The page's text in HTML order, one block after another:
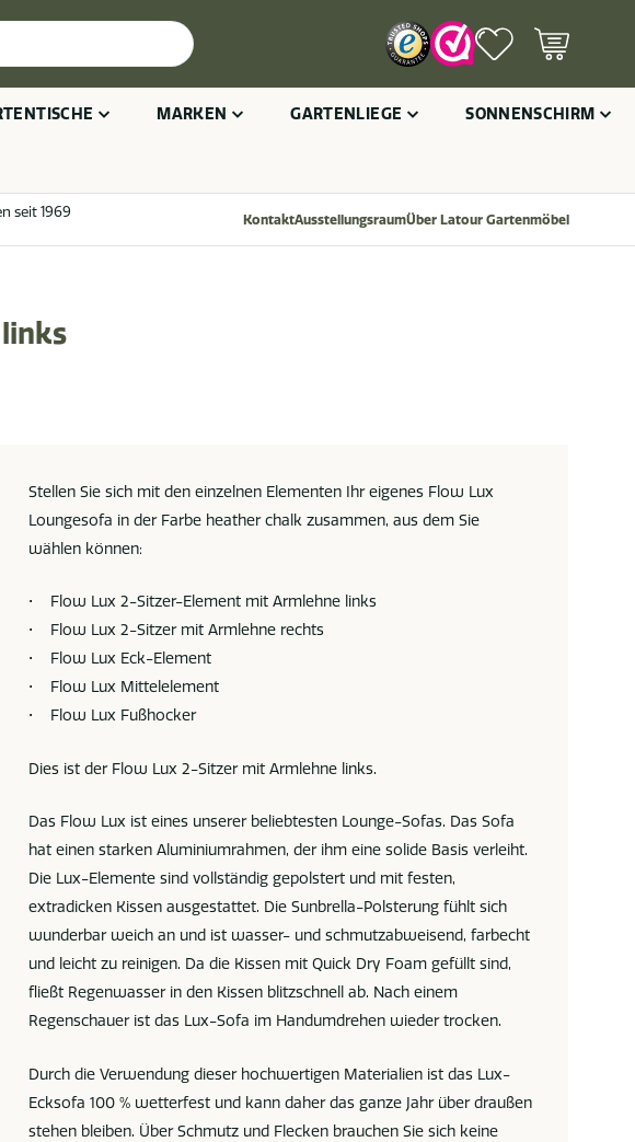
MARKEN GARTENLIEGE SONNENSCHIRM
seit 1969
KontaktAusstellungsraumÜber Latour Gartenmöbel
Stellen Sie sich mit den einzelnen Elementen Ihr eigenes Flow Lux
Loungesofa in der Farbe heather chalk zusammen, aus dem Sie
wählen können:
• Flow Lux 2-Sitzer-Element mit Armlehne links
• Flow Lux 2-Sitzer mit Armlehne rechts
• Flow Lux Eck-Element
• Flow Lux Mittelelement
• Flow Lux Fußhocker
Dies ist der Flow Lux 2-Sitzer mit Armlehne links.
Das Flow Lux ist eines unserer beliebtesten Lounge-Sofas. Das Sofa
hat einen starken Aluminiumrahmen, der ihm eine solide Basis verleiht.
Die Lux-Elemente sind vollständig gepolstert und mit festen,
extradicken Kissen ausgestattet. Die Sunbrella-Polsterung fühlt sich
wunderbar weich an und ist wasser- und schmutzabweisend, farbecht
und leicht zu reinigen. Da die Kissen mit Quick Dry Foam gefüllt sind,
fließt Regenwasser in den Kissen blitzschnell ab. Nach einem
Regenschauer ist das Lux-Sofa im Handumdrehen wieder trocken.
Durch die Verwendung dieser hochwertigen Materialien ist das Lux-
Ecksofa 100 % wetterfest und kann daher das ganze Jahr über draußen
stehen bleiben. Über Schmutz und Flecken brauchen Sie sich keine